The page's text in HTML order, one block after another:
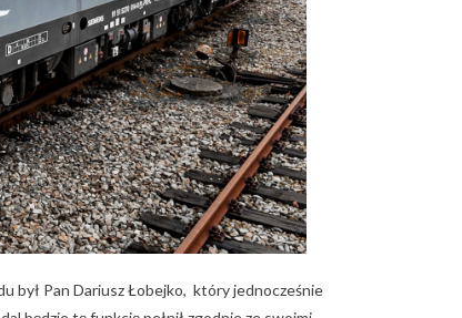
był Pan Dariusz Łobejko, który jednocześnie